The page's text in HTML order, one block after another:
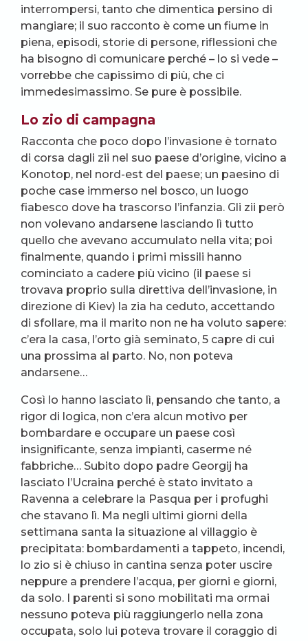
interrompersi, tanto che dimentica persino di
mangiare; il suo racconto è come un fiume in
piena, episodi, storie di persone, riflessioni che
ha bisogno di comunicare perché – lo si vede –
vorrebbe che capissimo di più, che ci
immedesimassimo. Se pure è possibile.
Lo zio di campagna
Racconta che poco dopo l’invasione è tornato
di corsa dagli zii nel suo paese d’origine, vicino a
Konotop, nel nord-est del paese; un paesino di
poche case immerso nel bosco, un luogo
fiabesco dove ha trascorso l’infanzia. Gli zii però
non volevano andarsene lasciando lì tutto
quello che avevano accumulato nella vita; poi
finalmente, quando i primi missili hanno
cominciato a cadere più vicino (il paese si
trovava proprio sulla direttiva dell’invasione, in
direzione di Kiev) la zia ha ceduto, accettando
di sfollare, ma il marito non ne ha voluto sapere:
c’era la casa, l’orto già seminato, 5 capre di cui
una prossima al parto. No, non poteva
andarsene…
Così lo hanno lasciato lì, pensando che tanto, a
rigor di logica, non c’era alcun motivo per
bombardare e occupare un paese così
insignificante, senza impianti, caserme né
fabbriche… Subito dopo padre Georgij ha
lasciato l’Ucraina perché è stato invitato a
Ravenna a celebrare la Pasqua per i profughi
che stavano lì. Ma negli ultimi giorni della
settimana santa la situazione al villaggio è
precipitata: bombardamenti a tappeto, incendi,
lo zio si è chiuso in cantina senza poter uscire
neppure a prendere l’acqua, per giorni e giorni,
da solo. I parenti si sono mobilitati ma ormai
nessuno poteva più raggiungerlo nella zona
occupata, solo lui poteva trovare il coraggio di